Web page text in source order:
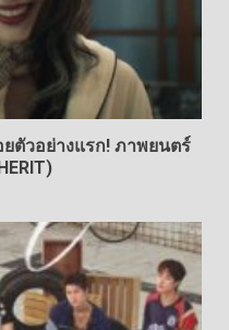
ยตัวอย่างแรก! ภาพยนตร์